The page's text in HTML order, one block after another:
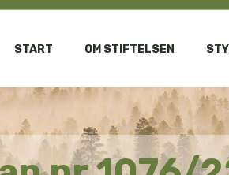
START OM STIFTELSEN